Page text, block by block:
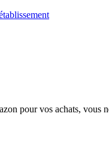
pour vos achats, vous